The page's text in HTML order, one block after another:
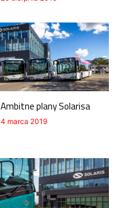
Ambitne plany Solarisa
4 marca 2019